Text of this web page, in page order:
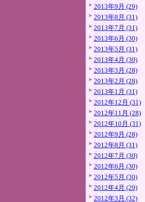
2013年9月 (29)
2013年8月 (31)
2013年7月 (31)
2013年6月 (30)
2013年5月 (31)
2013年4月 (30)
2013年3月 (28)
2013年2月 (28)
2013年1月 (31)
2012年12月 (31)
2012年11月 (28)
2012年10月 (31)
2012年9月 (28)
2012年8月 (31)
2012年7月 (30)
2012年6月 (30)
2012年5月 (30)
2012年4月 (29)
2012年3月 (32)